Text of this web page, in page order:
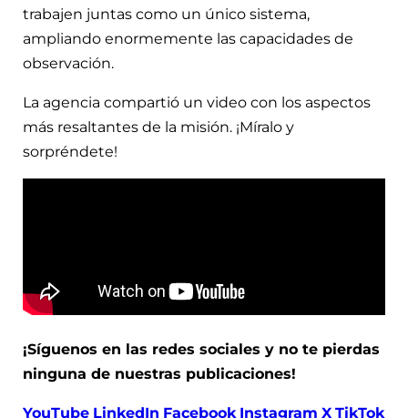
trabajen juntas como un único sistema,
ampliando enormemente las capacidades de
observación.
La agencia compartió un video con los aspectos
más resaltantes de la misión. ¡Míralo y
sorpréndete!
¡Síguenos en las redes sociales y no te pierdas
ninguna de nuestras publicaciones!
YouTube LinkedIn Facebook Instagram X TikTok